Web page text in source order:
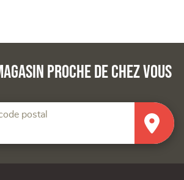
proche de chez vous
postal